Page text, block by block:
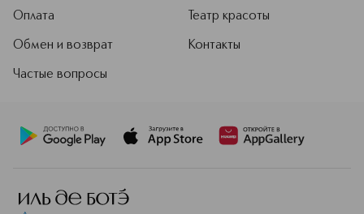
Оплата
Обмен и возврат
Частые вопросы
Театр красоты
Контакты